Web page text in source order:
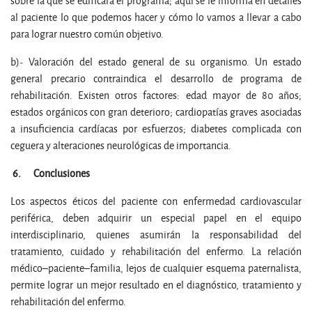
al paciente lo que podemos hacer y cómo lo vamos a llevar a cabo
para lograr nuestro común objetivo.
b)- Valoración del estado general de su organismo. Un estado
general precario contraindica el desarrollo de programa de
rehabilitación. Existen otros factores: edad mayor de 80 años;
estados orgánicos con gran deterioro; cardiopatías graves asociadas
a insuficiencia cardíacas por esfuerzos; diabetes complicada con
ceguera y alteraciones neurológicas de importancia.
6. Conclusiones
Los aspectos éticos del paciente con enfermedad cardiovascular
periférica, deben adquirir un especial papel en el equipo
interdisciplinario, quienes asumirán la responsabilidad del
tratamiento, cuidado y rehabilitación del enfermo. La relación
médico–paciente–familia, lejos de cualquier esquema paternalista,
permite lograr un mejor resultado en el diagnóstico, tratamiento y
rehabilitación del enfermo.